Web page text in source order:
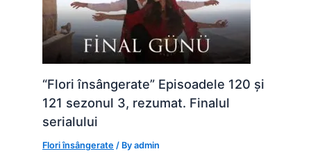
“Flori însângerate” Episoadele 120 și
121 sezonul 3, rezumat. Finalul
serialului
Flori însângerate / Byadmin